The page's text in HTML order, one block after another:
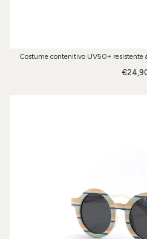
Costume contenitivo UV50+ resistente